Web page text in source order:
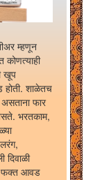
म्हणून
कोणत्याही
खूप
शाळेतच
असताना फार
भरतकाम,
फक्त आवड